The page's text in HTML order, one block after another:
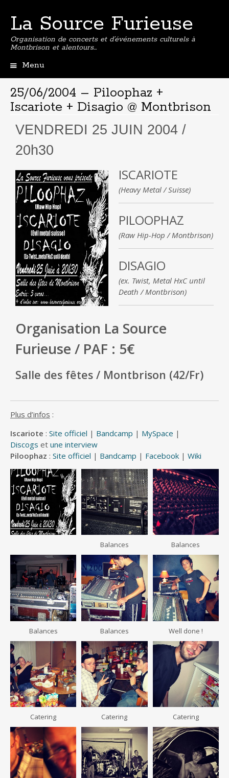
La Source Furieuse
Organisation de concerts et d’événements culturels à
Montbrison et alentours…
Menu
contenu
principal
25/06/2004 – Piloophaz +
Iscariote + Disagio @ Montbrison
VENDREDI 25 JUIN 2004 /
20h30
ISCARIOTE
(Heavy Metal / Suisse)
PILOOPHAZ
(Raw Hip-Hop / Montbrison)
DISAGIO
(ex. Twist, Metal HxC until
Death / Montbrison)
Organisation La Source
Furieuse / PAF : 5€
Salle des fêtes / Montbrison (42/Fr)
Plus d’infos :
Iscariote : Site officiel | Bandcamp | MySpace |
Discogs et une interview
Piloophaz : Site officiel | Bandcamp | Facebook | Wiki
Balances Balances
Balances Balances Well done !
Catering Catering Catering